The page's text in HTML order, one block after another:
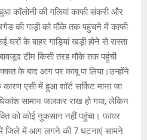
कॉलोनी की गलियां काफी संकरी और
की गाड़ी को मौके तक पहुंचने में काफी
घरों के बाहर गाड़ियां खड़ी होने से रास्ता
टीम किसी तरह मौके तक पहुंची
के बाद आग पर काबू पा लिया।उन्होंने
एसी में हुआ शॉर्ट सर्किट माना जा
सामान जलकर राख हो गया, लेकिन
को कोई नुकसान नहीं पहुंचा। फायर
जिले में आग लगने की 7 घटनाएं सामने